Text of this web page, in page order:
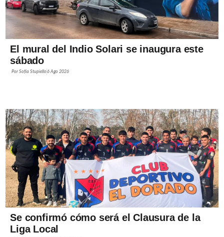
El mural del Indio Solari se inaugura este
sábado
PorSofía Stupiello6 Ago 2026
Se confirmó cómo será el Clausura de la
Liga Local